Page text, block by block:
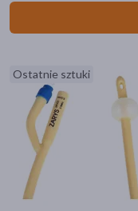
Ostatnie sztuki